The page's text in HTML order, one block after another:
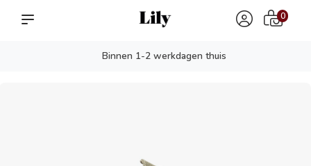
Binnen 1-2 werkdagen thuis
0